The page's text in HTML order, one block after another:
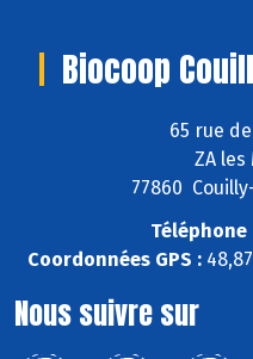
Biocoop
65 rue
ZA les
77860
Téléphone
Coordonnées GPS :
Nous suivre sur